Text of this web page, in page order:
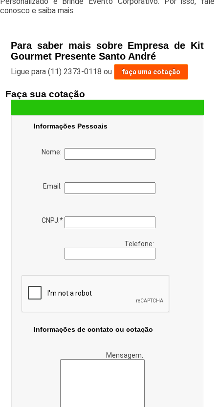
conosco e saiba mais.
Para saber mais sobre Empresa de Kit
Gourmet Presente Santo André
Ligue para (11) 2373-0118 ou faça uma cotação
Faça sua cotação
Informações Pessoais
Nome:
Email:
CNPJ:*
Telefone:
Informações de contato ou cotação
Mensagem: